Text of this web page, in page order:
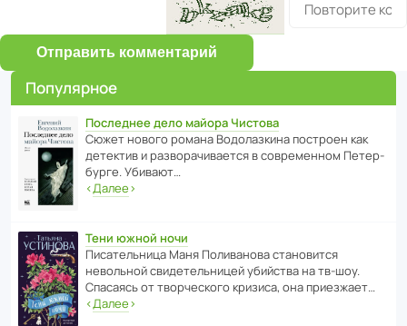
Отправить комментарий
Популярное
Последнее дело майора Чистова
Сюжет нового романа Водо­ла­з­кина пост­роен как
дете­ктив и разво­ра­чи­ва­ется в совре­менном Пете­р­
бурге. Убивают…
‹Далее›
Тени южной ночи
Писа­тель­ница Маня Поли­ва­нова стано­вится
невольной свиде­тель­ницей убийства на тв-шоу.
Спасаясь от твор­че­с­кого кризиса, она приезжает…
‹Далее›